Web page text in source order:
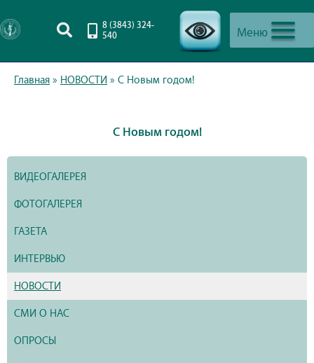
Меню
8 (3843) 324-
540
Главная » НОВОСТИ » С Новым годом!
С Новым годом!
ВИДЕОГАЛЕРЕЯ
ФОТОГАЛЕРЕЯ
ГАЗЕТА
ИНТЕРВЬЮ
НОВОСТИ
СМИ О НАС
ОПРОСЫ